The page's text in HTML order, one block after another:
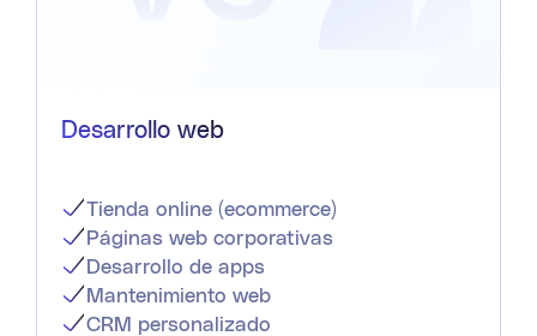
Desarrollo web
Tienda online (ecommerce)
Páginas web corporativas
Desarrollo de apps
Mantenimiento web
CRM personalizado